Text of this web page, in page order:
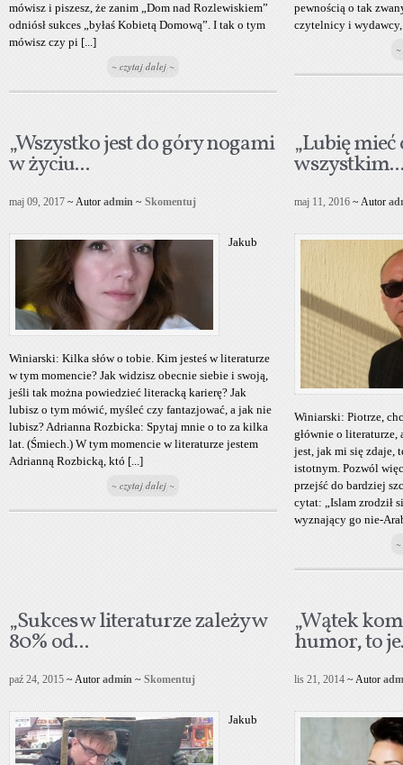
mówisz i piszesz, że zanim „Dom nad Rozlewiskiem”
odniósł sukces „byłaś Kobietą Domową”. I tak o tym
mówisz czy pi [...]
~ czytaj dalej ~
pewnością o tak
czytelnicy i
„Wszystko jest do góry nogami
w życiu...
maj 09, 2017 ~ Autor admin ~ Skomentuj
Jakub
Winiarski: Kilka słów o tobie. Kim jesteś w literaturze
w tym momencie? Jak widzisz obecnie siebie i swoją,
jeśli tak można powiedzieć literacką karierę? Jak
lubisz o tym mówić, myśleć czy fantazjować, a jak nie
lubisz? Adrianna Rozbicka: Spytaj mnie o to za kilka
lat. (Śmiech.) W tym momencie w literaturze jestem
Adrianną Rozbicką, któ [...]
~ czytaj dalej ~
„Lubię
wszystkim...
maj 11, 2016 ~ Autor
Winiarski: Piotrze,
głównie o
jest, jak mi się zdaje,
istotnym. Pozwól
przejść do bardziej
cytat: „Islam zrodził
wyznający go nie-
„Sukces w literaturze zależy w
80% od...
paź 24, 2015 ~ Autor admin ~ Skomentuj
Jakub
„Wątek
humor, to
lis 21, 2014 ~ Autor